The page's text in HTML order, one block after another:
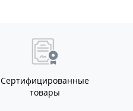
Сертифицированные
товары